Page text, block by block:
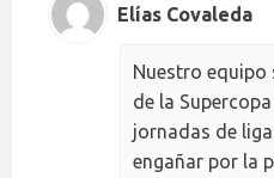
Elías Covaleda
Nuestro
de la
jornadas de
engañar por la